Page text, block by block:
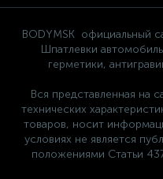
BODYMSK официальный
Шпатлевки
герметики,
Вся представленная на
технических
товаров, носит
условиях не является
положениями Статьи